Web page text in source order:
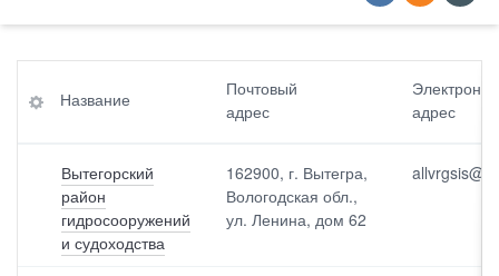
зва
По
что
вы
>а
др
Ад
са
йта
Название
Почтовый
адрес
адрес
Вытегорский
район
гидросооружений
и судоходства
162900, г. Вытегра,
Вологодская обл.,
ул. Ленина, дом 62